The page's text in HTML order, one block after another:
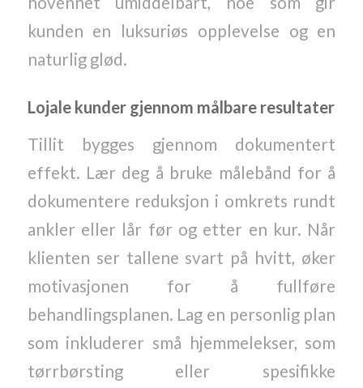
kunden en luksuriøs opplevelse og en
naturlig glød.
Lojale kunder gjennom målbare resultater
Tillit bygges gjennom dokumentert
effekt. Lær deg å bruke målebånd for å
dokumentere reduksjon i omkrets rundt
ankler eller lår før og etter en kur. Når
klienten ser tallene svart på hvitt, øker
motivasjonen for å fullføre
behandlingsplanen. Lag en personlig plan
som inkluderer små hjemmelekser, som
tørrbørsting eller spesifikke